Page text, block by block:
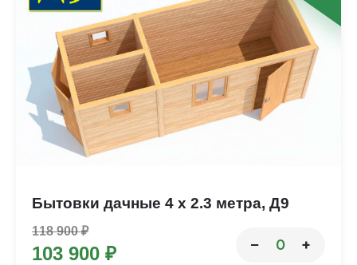
Бытовки дачные 4 х 2.3 метра, Д9
118 900 ₽
103 900 ₽ − 0 +